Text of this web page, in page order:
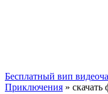
Бесплатный вип
Приключения »